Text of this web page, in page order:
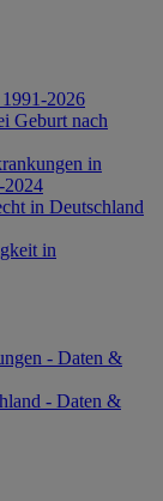
2026
Geburt nach
in
2024
in Deutschland
in
- Daten &
- Daten &